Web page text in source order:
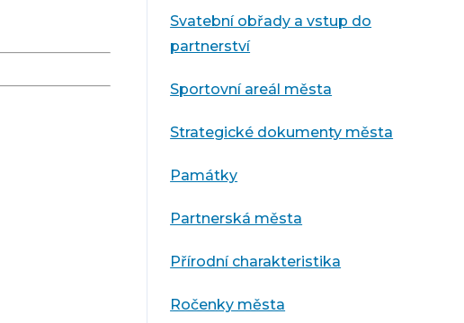
Svatební obřady a vstup do
partnerství
Sportovní areál města
Strategické dokumenty města
Památky
Partnerská města
Přírodní charakteristika
Ročenky města